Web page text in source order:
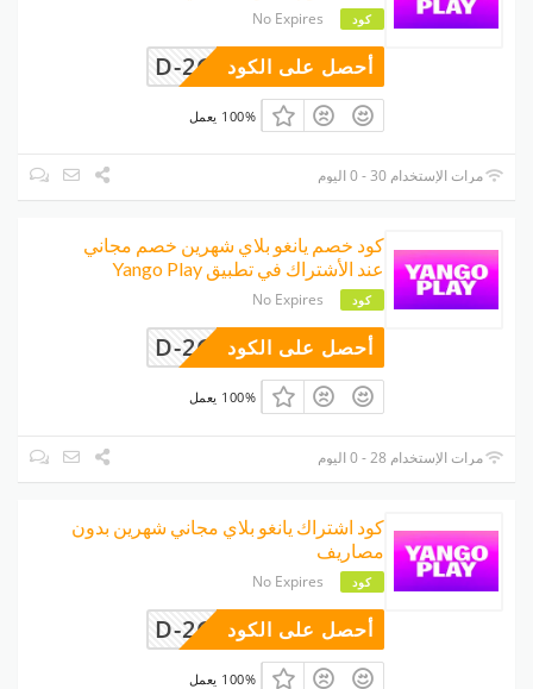
كود No Expires
D-2GAVVRأحصل على الكود
100% يعمل
مرات الإستخدام 30 - 0 اليوم
كود خصم يانغو بلاي شهرين خصم مجاني
عند الأشتراك في تطبيق Yango Play
كود No Expires
D-2GAVVRأحصل على الكود
100% يعمل
مرات الإستخدام 28 - 0 اليوم
كود اشتراك يانغو بلاي مجاني شهرين بدون
مصاريف
كود No Expires
D-2GAVVRأحصل على الكود
100% يعمل